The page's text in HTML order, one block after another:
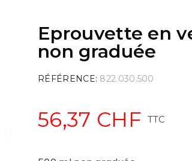
Eprouvette en
non graduée
RÉFÉRENCE 822.030.500
56,37 CHF TTC